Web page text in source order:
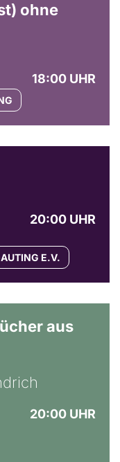
ohne
18:00 UHR
20:00 UHR
E.V.
aus
20:00 UHR